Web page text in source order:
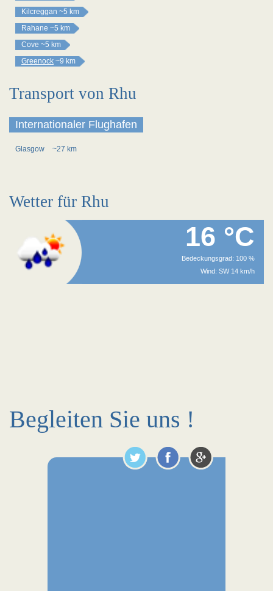
Kilcreggan ~5 km
Rahane ~5 km
Cove ~5 km
Greenock ~9 km
Transport von Rhu
Internationaler Flughafen
Glasgow ~27 km
Wetter für Rhu
16 °C
Bedeckungsgrad: 100 %
Wind: SW 14 km/h
Begleiten Sie uns !